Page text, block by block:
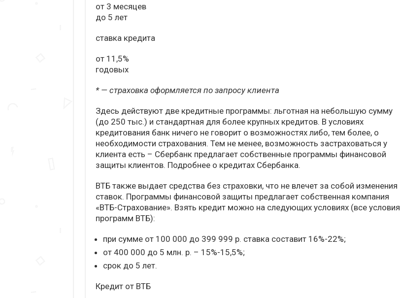
от 3 месяцев
до 5 лет
ставка кредита
от 11,5%
годовых
* — страховка оформляется по запросу клиента
Здесь действуют две кредитные программы: льготная на небольшую сумму
(до 250 тыс.) и стандартная для более крупных кредитов. В условиях
кредитования банк ничего не говорит о возможностях либо, тем более, о
необходимости страхования. Тем не менее, возможность застраховаться у
клиента есть – Сбербанк предлагает собственные программы финансовой
защиты клиентов. Подробнее о кредитах Сбербанка.
ВТБ также выдает средства без страховки, что не влечет за собой изменения
ставок. Программы финансовой защиты предлагает собственная компания
«ВТБ-Страхование». Взять кредит можно на следующих условиях (все условия
программ ВТБ):
при сумме от 100 000 до 399 999 р. ставка составит 16%-22%;
от 400 000 до 5 млн. р. – 15%-15,5%;
срок до 5 лет.
Кредит от ВТБ